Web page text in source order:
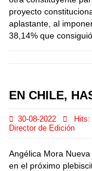
proyecto
aplastante, al
38,14% que
EN CHILE,
30-08-2022 Hits:
Director de Edición
Angélica Mora
en el próximo